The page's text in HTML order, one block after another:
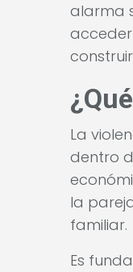
alarma
acceder
La
dentro
la
familiar.
Es